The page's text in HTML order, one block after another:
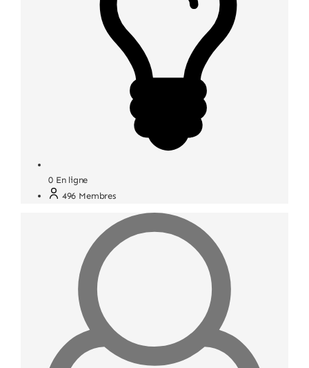
0 En ligne
496 Membres